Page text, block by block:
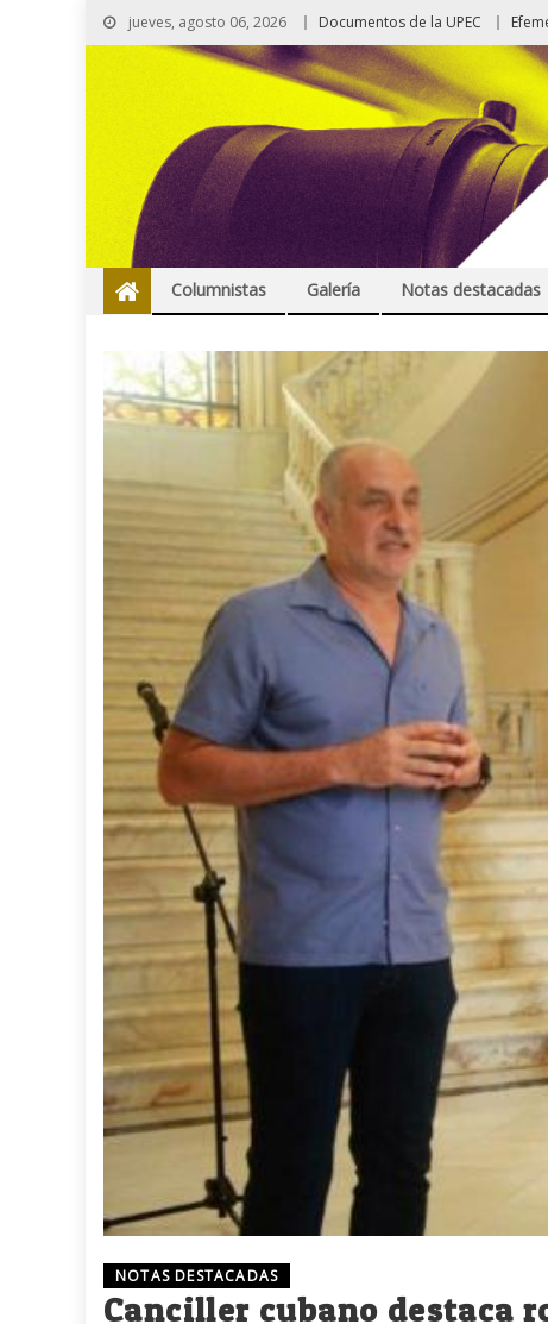
jueves, agosto 06, 2026 Documentos de la UPEC
Columnistas Galería Notas destacadas
NOTAS DESTACADAS
Canciller cubano destaca